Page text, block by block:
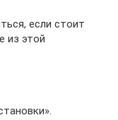
если стоит
из этой